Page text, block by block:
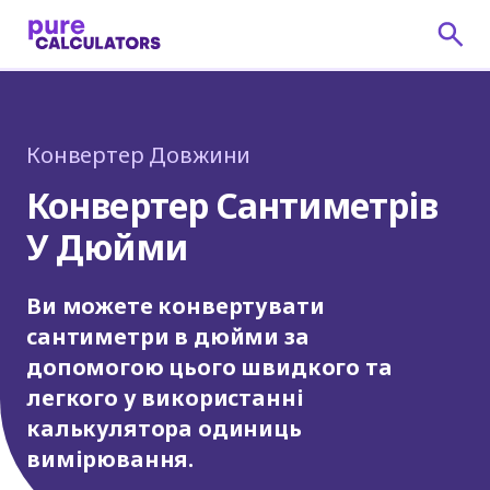
Конвертер Довжини
Конвертер Сантиметрів
У Дюйми
Ви можете конвертувати
сантиметри в дюйми за
допомогою цього швидкого та
легкого у використанні
калькулятора одиниць
вимірювання.